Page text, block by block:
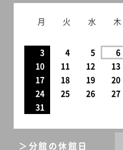
月 火 水 木
3
4 5 6
10
11 12 13
17
18 19 20
24
25 26 27
31
＞分館の休館日